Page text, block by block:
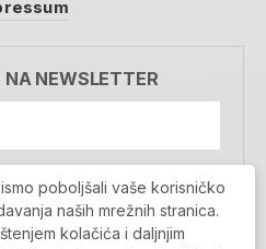
NA NEWSLETTER
spremaju u bazu
slanja MojaRijeka
poboljšali vaše korisničko
naših mrežnih stranica.
kolačića i daljnjim